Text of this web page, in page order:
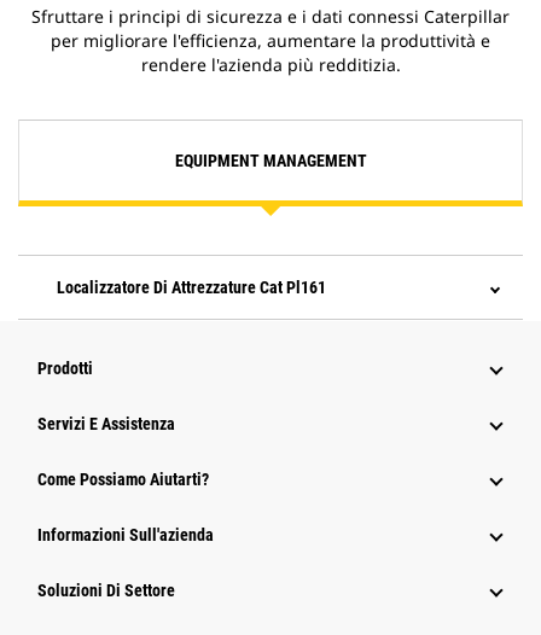
Sfruttare i principi di sicurezza e i dati connessi Caterpillar
per migliorare l'efficienza, aumentare la produttività e
rendere l'azienda più redditizia.
EQUIPMENT MANAGEMENT
Localizzatore Di Attrezzature Cat Pl161
Prodotti
Servizi E Assistenza
Come Possiamo Aiutarti?
Informazioni Sull'azienda
Soluzioni Di Settore